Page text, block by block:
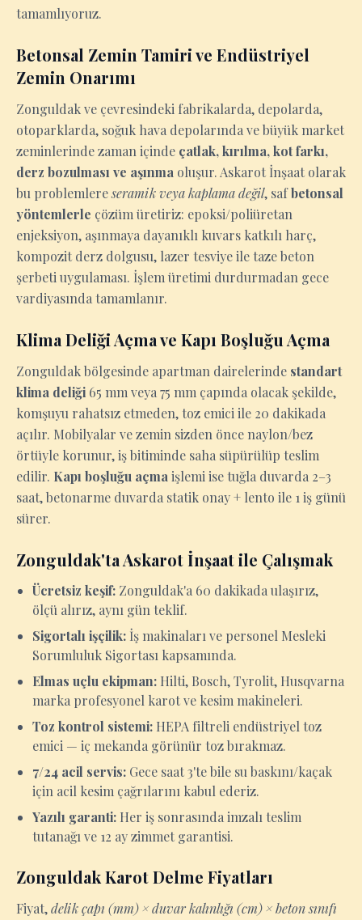
tamamlıyoruz.
Betonsal Zemin Tamiri ve Endüstriyel
Zemin Onarımı
Zonguldak ve çevresindeki fabrikalarda, depolarda,
otoparklarda, soğuk hava depolarında ve büyük market
zeminlerinde zaman içinde çatlak, kırılma, kot farkı,
derz bozulması ve aşınma oluşur. Askarot İnşaat olarak
bu problemlereseramik veya kaplama değil, safbetonsal
yöntemlerle çözüm üretiriz: epoksi/poliüretan
enjeksiyon, aşınmaya dayanıklı kuvars katkılı harç,
kompozit derz dolgusu, lazer tesviye ile taze beton
şerbeti uygulaması. İşlem üretimi durdurmadan gece
vardiyasında tamamlanır.
Klima Deliği Açma ve Kapı Boşluğu Açma
Zonguldak bölgesinde apartman dairelerinde standart
klima deliği 65 mm veya 75 mm çapında olacak şekilde,
komşuyu rahatsız etmeden, toz emici ile 20 dakikada
açılır. Mobilyalar ve zemin sizden önce naylon/bez
örtüyle korunur, iş bitiminde saha süpürülüp teslim
edilir. Kapı boşluğu açma işlemi ise tuğla duvarda 2–3
saat, betonarme duvarda statik onay + lento ile 1 iş günü
sürer.
Zonguldak'ta Askarot İnşaat ile Çalışmak
Ücretsiz keşif: Zonguldak'a 60 dakikada ulaşırız,
ölçü alırız, aynı gün teklif.
Sigortalı işçilik: İş makinaları ve personel Mesleki
Sorumluluk Sigortası kapsamında.
Elmas uçlu ekipman: Hilti, Bosch, Tyrolit, Husqvarna
marka profesyonel karot ve kesim makineleri.
Toz kontrol sistemi: HEPA filtreli endüstriyel toz
emici — iç mekanda görünür toz bırakmaz.
7/24 acil servis: Gece saat 3'te bile su baskını/kaçak
için acil kesim çağrılarını kabul ederiz.
Yazılı garanti: Her iş sonrasında imzalı teslim
tutanağı ve 12 ay zimmet garantisi.
Zonguldak Karot Delme Fiyatları
Fiyat,delik çapı (mm) × duvar kalınlığı (cm) × beton sınıfı